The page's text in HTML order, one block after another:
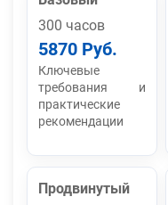
300 часов
5870 Руб.
Ключевые
требования и
практические
рекомендации
Продвинутый